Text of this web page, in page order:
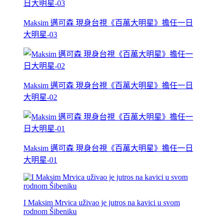
Maksim 邁可森 現身台視《百萬大明星》擔任一日
大明星-03
Maksim 邁可森 現身台視《百萬大明星》擔任一日
大明星-02
Maksim 邁可森 現身台視《百萬大明星》擔任一日
大明星-01
I Maksim Mrvica uživao je jutros na kavici u svom
rodnom Šibeniku